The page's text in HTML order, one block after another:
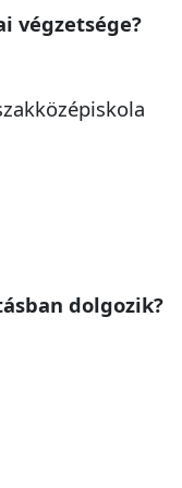
végzetsége?
dolgozik?